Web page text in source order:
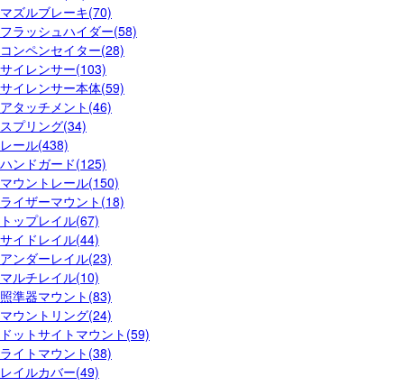
マズルブレーキ(70)
フラッシュハイダー(58)
コンペンセイター(28)
サイレンサー(103)
サイレンサー本体(59)
アタッチメント(46)
スプリング(34)
レール(438)
ハンドガード(125)
マウントレール(150)
ライザーマウント(18)
トップレイル(67)
サイドレイル(44)
アンダーレイル(23)
マルチレイル(10)
照準器マウント(83)
マウントリング(24)
ドットサイトマウント(59)
ライトマウント(38)
レイルカバー(49)